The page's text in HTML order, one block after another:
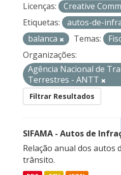
Licenças:
Creative
Etiquetas:
autos-de-
balanca
Temas:
Organizações:
Agência Nacional de
Terrestres - ANTT
Filtrar Resultados
SIFAMA - Autos de
Relação anual dos autos
trânsito.